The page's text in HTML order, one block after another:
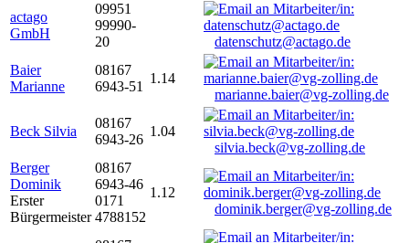
actago
GmbH
09951
99990-
20
datenschutz@actago.de
Baier
Marianne
08167
6943-51
1.14
marianne.baier@vg-zolling.de
Beck Silvia
08167
6943-26
1.04
silvia.beck@vg-zolling.de
Berger
Dominik
Erster
Bürgermeister
08167
6943-46
0171
4788152
1.12
dominik.berger@vg-zolling.de